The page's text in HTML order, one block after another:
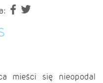
mieści się nieopodal